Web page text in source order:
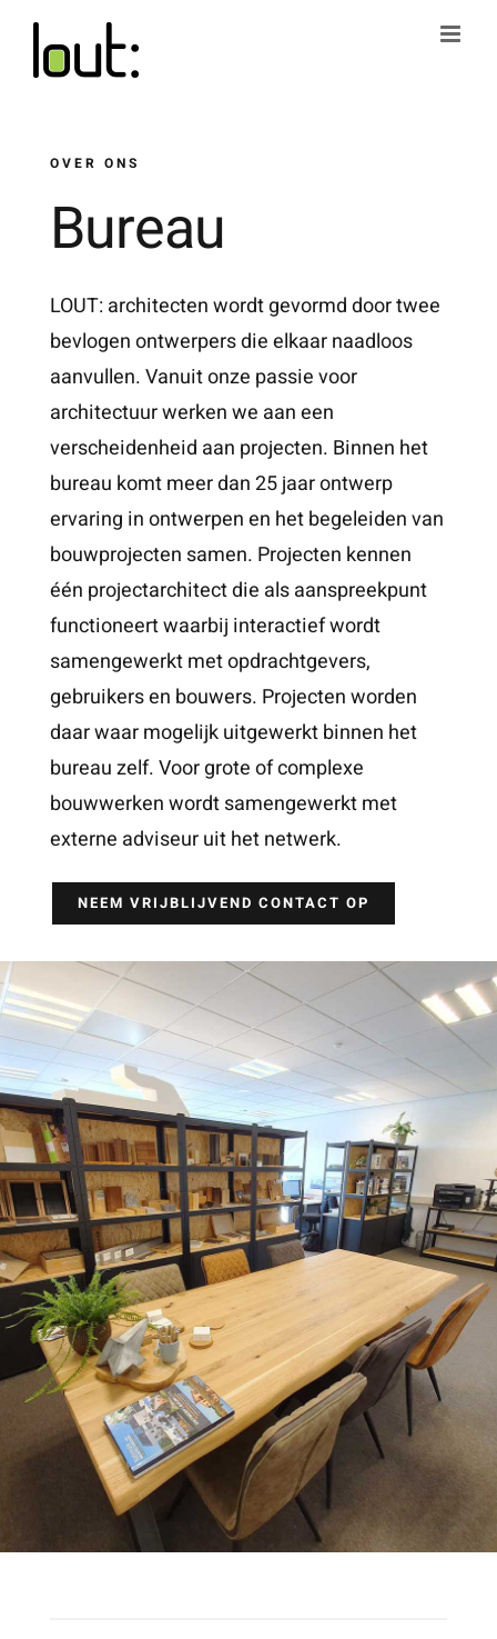
inhoud
OVER ONS
Bureau
LOUT: architecten wordt gevormd door twee
bevlogen ontwerpers die elkaar naadloos
aanvullen. Vanuit onze passie voor
architectuur werken we aan een
verscheidenheid aan projecten. Binnen het
bureau komt meer dan 25 jaar ontwerp
ervaring in ontwerpen en het begeleiden van
bouwprojecten samen. Projecten kennen
één projectarchitect die als aanspreekpunt
functioneert waarbij interactief wordt
samengewerkt met opdrachtgevers,
gebruikers en bouwers. Projecten worden
daar waar mogelijk uitgewerkt binnen het
bureau zelf. Voor grote of complexe
bouwwerken wordt samengewerkt met
externe adviseur uit het netwerk.
NEEM VRIJBLIJVEND CONTACT OP